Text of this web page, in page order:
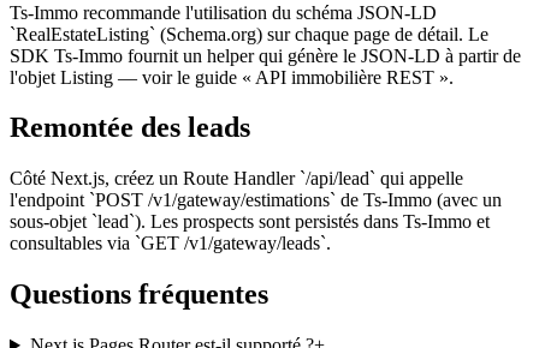
Ts-Immo recommande l'utilisation du schéma JSON-LD
`RealEstateListing` (Schema.org) sur chaque page de détail. Le
SDK Ts-Immo fournit un helper qui génère le JSON-LD à partir de
l'objet Listing — voir le guide « API immobilière REST ».
Remontée des leads
Côté Next.js, créez un Route Handler `/api/lead` qui appelle
l'endpoint `POST /v1/gateway/estimations` de Ts-Immo (avec un
sous-objet `lead`). Les prospects sont persistés dans Ts-Immo et
consultables via `GET /v1/gateway/leads`.
Questions fréquentes